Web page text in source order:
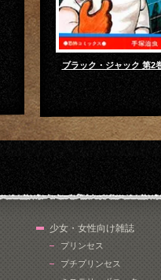
ブラック・ジャック 第2
少女・女性向け雑誌
プリンセス
プチプリンセス